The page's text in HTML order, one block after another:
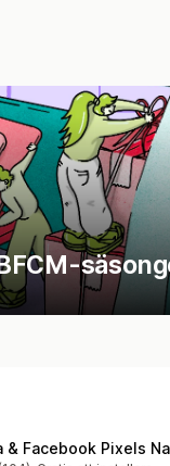
& Facebook Pixels